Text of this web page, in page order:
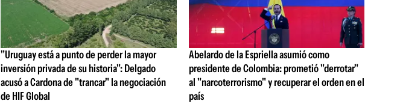
"Uruguay está a punto de perder la mayor
inversión privada de su historia": Delgado
acusó a Cardona de "trancar" la negociación
de HIF Global
Abelardo de la Espriella asumió como
presidente de Colombia: prometió "derrotar"
al "narcoterrorismo" y recuperar el orden en el
país